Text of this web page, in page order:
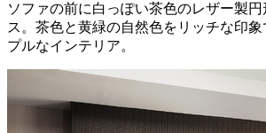
ソファの前に白っぽい茶色のレザー製
ス。茶色と黄緑の自然色をリッチな印
プルなインテリア。